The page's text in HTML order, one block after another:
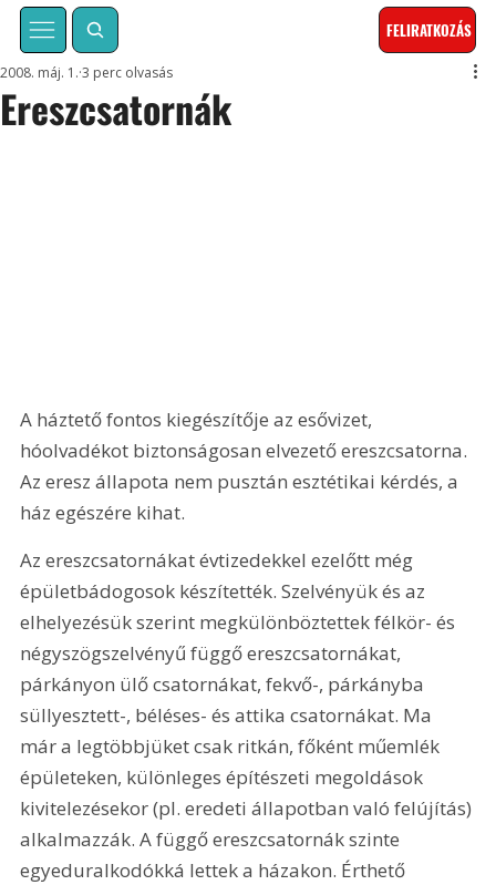
FELIRATKOZÁS
Ereszcsatornák
2008. máj. 1. 3 perc olvasás
A háztető fontos kiegészítője az esővizet,
hóolvadékot biztonságosan elvezető ereszcsatorna.
Az eresz állapota nem pusztán esztétikai kérdés, a
ház egészére kihat.
Az ereszcsatornákat évtizedekkel ezelőtt még
épületbádogosok készítették. Szelvényük és az
elhelyezésük szerint megkülönböztettek félkör- és
négyszögszelvényű függő ereszcsatornákat,
párkányon ülő csatornákat, fekvő-, párkányba
süllyesztett-, béléses- és attika csatornákat. Ma
már a legtöbbjüket csak ritkán, főként műemlék
épületeken, különleges építészeti megoldások
kivitelezésekor (pl. eredeti állapotban való felújítás)
alkalmazzák. A függő ereszcsatornák szinte
egyeduralkodókká lettek a házakon. Érthető